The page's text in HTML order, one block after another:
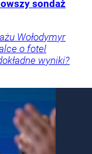
sondaż
Wołodymyr
o fotel
wyniki?